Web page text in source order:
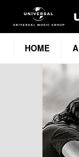
HOME